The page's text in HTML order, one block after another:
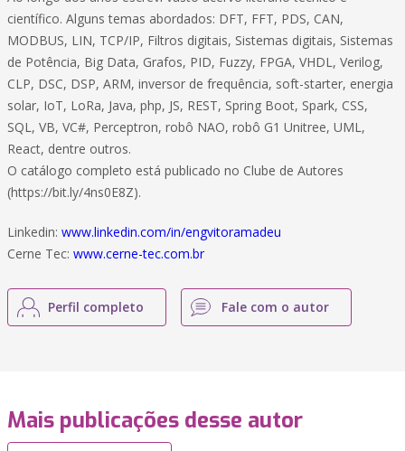
científico. Alguns temas abordados: DFT, FFT, PDS, CAN,
MODBUS, LIN, TCP/IP, Filtros digitais, Sistemas digitais, Sistemas
de Potência, Big Data, Grafos, PID, Fuzzy, FPGA, VHDL, Verilog,
CLP, DSC, DSP, ARM, inversor de frequência, soft-starter, energia
solar, IoT, LoRa, Java, php, JS, REST, Spring Boot, Spark, CSS,
SQL, VB, VC#, Perceptron, robô NAO, robô G1 Unitree, UML,
React, dentre outros.
O catálogo completo está publicado no Clube de Autores
(https://bit.ly/4ns0E8Z).
Linkedin: www.linkedin.com/in/engvitoramadeu
Cerne Tec: www.cerne-tec.com.br
Perfil completo Fale com o autor
Mais publicações desse autor